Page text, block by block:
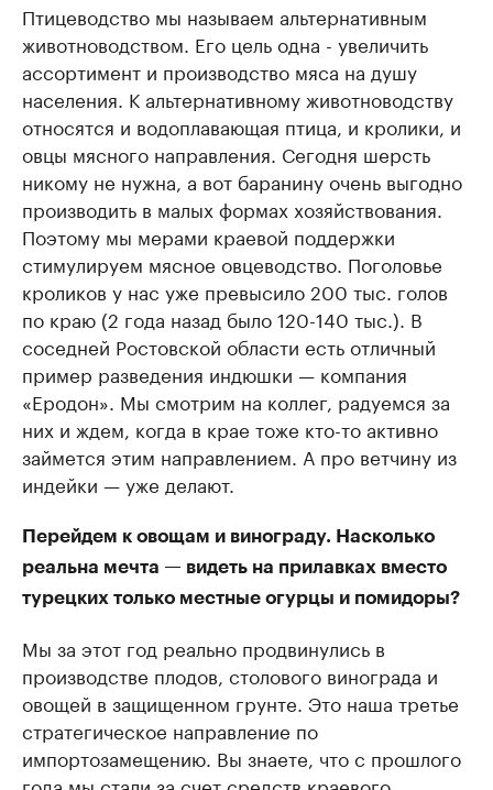
Птицеводство мы называем альтернативным
животноводством. Его цель одна - увеличить
ассортимент и производство мяса на душу
населения. К альтернативному животноводству
относятся и водоплавающая птица, и кролики, и
овцы мясного направления. Сегодня шерсть
никому не нужна, а вот баранину очень выгодно
производить в малых формах хозяйствования.
Поэтому мы мерами краевой поддержки
стимулируем мясное овцеводство. Поголовье
кроликов у нас уже превысило 200 тыс. голов
по краю (2 года назад было 120-140 тыс.). В
соседней Ростовской области есть отличный
пример разведения индюшки — компания
«Еродон». Мы смотрим на коллег, радуемся за
них и ждем, когда в крае тоже кто-то активно
займется этим направлением. А про ветчину из
индейки — уже делают.
Перейдем к овощам и винограду. Насколько
реальна мечта — видеть на прилавках вместо
турецких только местные огурцы и помидоры?
Мы за этот год реально продвинулись в
производстве плодов, столового винограда и
овощей в защищенном грунте. Это наша третье
стратегическое направление по
импортозамещению. Вы знаете, что с прошлого